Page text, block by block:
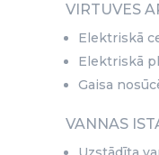
VIRTUVES
Elektriskā
Elektriskā
Gaisa
VANNAS